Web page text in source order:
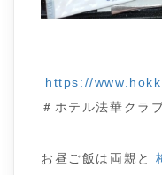
https://
＃ホテル法華クラ
お昼ご飯は両親と